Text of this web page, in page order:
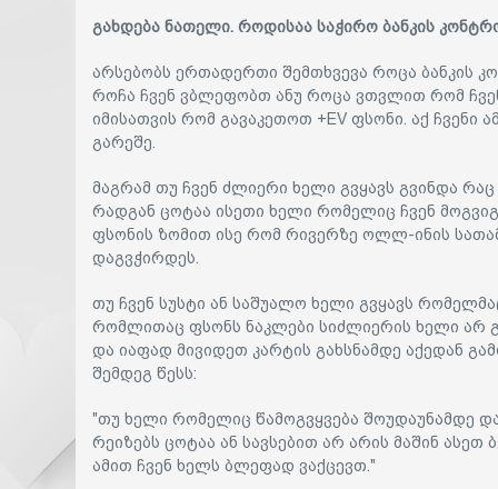
გახდება ნათელი. როდისაა საჭირო ბანკის
არსებობს ერთადერთი შემთხვევა როცა ბანკის
როჩა ჩვენ ვბლეფობთ ანუ როცა ვთვლით რომ
იმისათვის რომ გავაკეთოთ +EV ფსონი. აქ ჩვენი
გარეშე.
მაგრამ თუ ჩვენ ძლიერი ხელი გვყავს გვინდა
რადგან ცოტაა ისეთი ხელი რომელიც ჩვენ
ფსონის ზომით ისე რომ რივერზე ოლლ-ინის
დაგვჭირდეს.
თუ ჩვენ სუსტი ან საშუალო ხელი გვყავს
რომლითაც ფსონს ნაკლები სიძლიერის ხელი არ
და იაფად მივიდეთ კარტის გახსნამდე აქედან
შემდეგ წესს:
"თუ ხელი რომელიც წამოგვყვება შოუდაუნამდე
რეიზებს ცოტაა ან სავსებით არ არის მაშინ
ამით ჩვენ ხელს ბლეფად ვაქცევთ."